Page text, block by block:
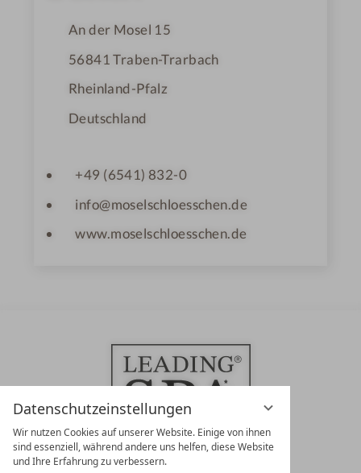
Datenschutzeinstellungen
Wir nutzen Cookies auf unserer Website. Einige von ihnen
sind essenziell, während andere uns helfen, diese Website
und Ihre Erfahrung zu verbessern.
e
An der Mosel 15
56841 Traben-Trarbach
Rheinland-Pfalz
Deutschland
+49 (6541) 832-0
info@moselschloesschen.de
www.moselschloesschen.de